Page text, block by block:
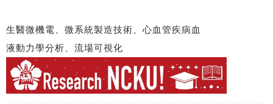
生醫微機電、微系統製造技術、心血管疾病血
液動力學分析、流場可視化